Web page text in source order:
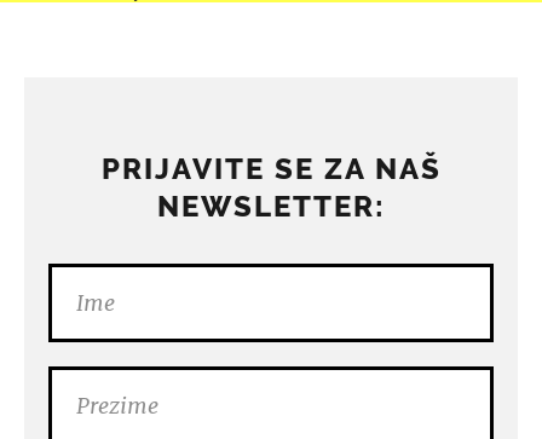
PRIJAVITE SE ZA NAŠ
NEWSLETTER: